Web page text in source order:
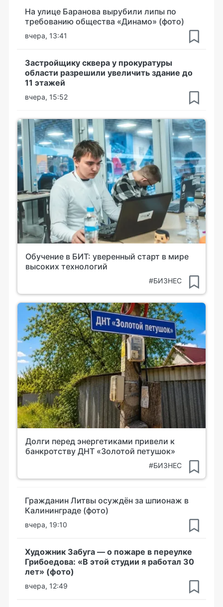
На улице Баранова вырубили липы по
требованию общества «Динамо» (фото)
вчера, 13:41
Застройщику сквера у прокуратуры
области разрешили увеличить здание до
11 этажей
вчера, 15:52
Обучение в БИТ: уверенный старт в мире
высоких технологий
#БИЗНЕС
Долги перед энергетиками привели к
банкротству ДНТ «Золотой петушок»
#БИЗНЕС
Гражданин Литвы осуждён за шпионаж в
Калининграде (фото)
вчера, 19:10
Художник Забуга — о пожаре в переулке
Грибоедова: «В этой студии я работал 30
лет» (фото)
вчера, 12:49